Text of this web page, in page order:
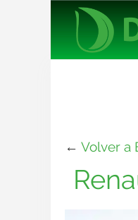
← Volver a